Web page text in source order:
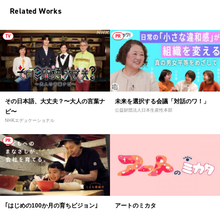
Related Works
TV
その日本語、大丈夫？〜大人の言葉ナ
ビ〜
NHKエデュケーショナル
PR
未来を選択する会議「対話のワ！」
公益財団法人日本生産性本部
PR
｢はじめの100か月の育ちビジョン｣
アートのミカタ